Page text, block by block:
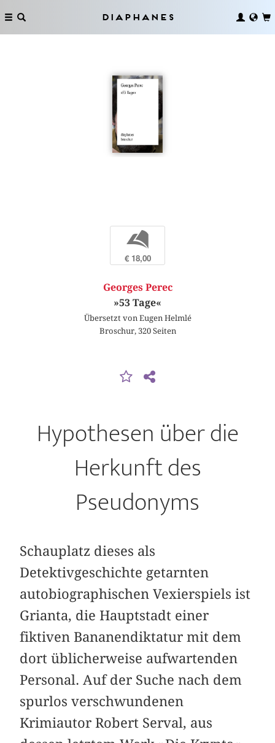
Diaphanes
b
€ 18,00
Georges Perec
»53 Tage«
Übersetzt von Eugen Helmlé
Broschur, 320 Seiten
Hypothesen über die
Herkunft des
Pseudonyms
Schauplatz dieses als
Detektivgeschichte getarnten
autobiographischen Vexierspiels ist
Grianta, die Hauptstadt einer
fiktiven Bananendiktatur mit dem
dort üblicherweise aufwartenden
Personal. Auf der Suche nach dem
spurlos verschwundenen
Krimiautor Robert Serval, aus